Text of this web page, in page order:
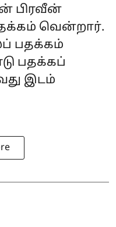
பிரவீன்
வென்றார்.
பதக்கம்
பதக்கப்
இடம்